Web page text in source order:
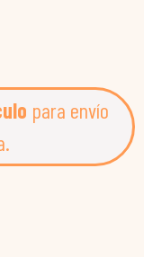
para envío